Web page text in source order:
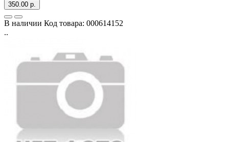
350.00 р.
В наличии Код товара: 000614152
..